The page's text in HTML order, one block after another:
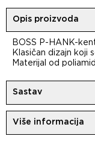
Opis proizvoda
BOSS P-HANK-
Klasičan dizajn koji
Materijal od
Sastav
21%Elastin
Više informacija